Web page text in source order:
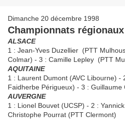
Dimanche 20 décembre 1998
Championnats
ALSACE
1 : Jean-Yves Duzellier (PTT
Colmar) - 3 : Camille Lepley (PTT
AQUITAINE
1 : Laurent Dumont (AVC Libourne) -
Faidherbe Périgueux) - 3 : Guillaume
AUVERGNE
1 : Lionel Bouvet (UCSP) - 2 :
Christophe Pourrat (PTT Clermont)